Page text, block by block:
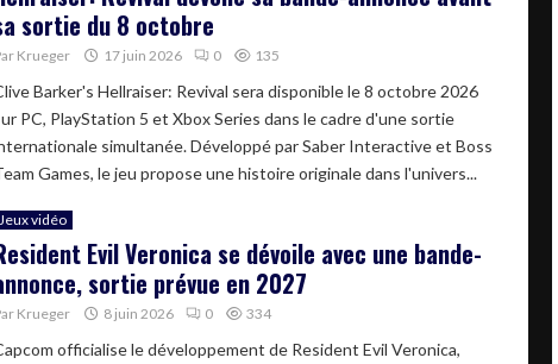
sortie du 8 octobre
Krueger 17 juin 2026 0 135
Barker's Hellraiser: Revival sera disponible le 8 octobre 2026
PC, PlayStation 5 et Xbox Series dans le cadre d'une sortie
simultanée. Développé par Saber Interactive et Boss
Games, le jeu propose une histoire originale dans l'univers...
Jeux vidéo
Evil Veronica se dévoile avec une bande-
sortie prévue en 2027
Krueger 8 juin 2026 0 334
officialise le développement de Resident Evil Veronica,